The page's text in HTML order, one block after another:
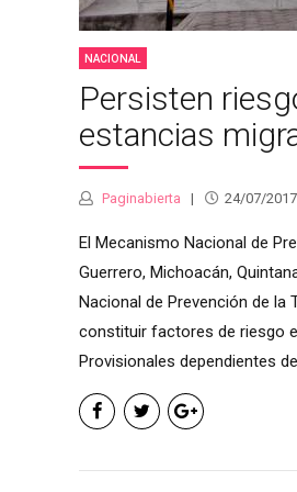
NACIONAL
Persisten
estancias
Paginabierta 24/07/2017
El Mecanismo Nacional de
Guerrero, Michoacán,
Nacional de Prevención de
constituir factores de riesgo
Provisionales dependientes